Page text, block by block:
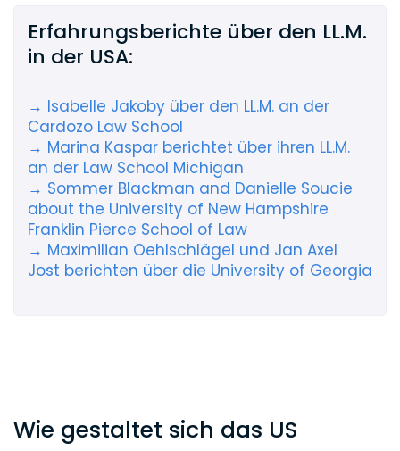
Erfahrungsberichte über den LL.M.
in der USA:
→ Isabelle Jakoby über den LL.M. an der
Cardozo Law School
→ Marina Kaspar berichtet über ihren LL.M.
an der Law School Michigan
→ Sommer Blackman and Danielle Soucie
about the University of New Hampshire
Franklin Pierce School of Law
→ Maximilian Oehlschlägel und Jan Axel
Jost berichten über die University of Georgia
Wie gestaltet sich das US